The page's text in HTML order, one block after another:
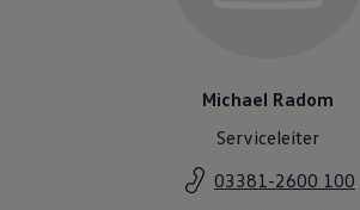
Michael Radom
Serviceleiter
03381-2600 100